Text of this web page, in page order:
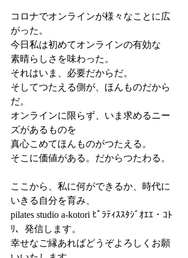
コロナでオンラインが様々なことに広
がった。
今日私は初めてオンラインの有効な
素晴らしさを味わった。
それはいま、必要だからだ。
そしてつたえる側が、ほんものだから
だ。
オンラインに限らず、いま求めるニー
ズがあるものを
真心こめてほんものがつたえる。
そこに価値がある。だからつたわる。
ここから、私に何ができるか、時代に
いきる自分を育み、
pilates studio a-kotori ﾋﾟﾗﾃｨｽｽﾀｼﾞｵｴｴ・ｺﾄ
ﾘ、発信します。
幸せなご縁あればどうぞよろしくお願